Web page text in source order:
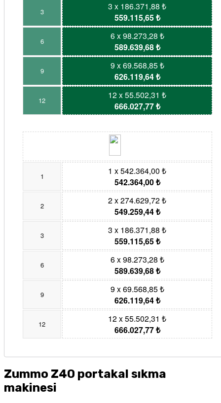
3
3 x 186.371,88 ₺
559.115,65 ₺
6
6 x 98.273,28 ₺
589.639,68 ₺
9
9 x 69.568,85 ₺
626.119,64 ₺
12
12 x 55.502,31 ₺
666.027,77 ₺
1
1 x 542.364,00 ₺
542.364,00 ₺
2
2 x 274.629,72 ₺
549.259,44 ₺
3
3 x 186.371,88 ₺
559.115,65 ₺
6
6 x 98.273,28 ₺
589.639,68 ₺
9
9 x 69.568,85 ₺
626.119,64 ₺
12
12 x 55.502,31 ₺
666.027,77 ₺
Zummo Z40 portakal sıkma
makinesi